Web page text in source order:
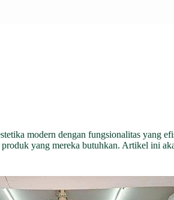
modern dengan fungsionalitas yang
yang mereka butuhkan. Artikel ini